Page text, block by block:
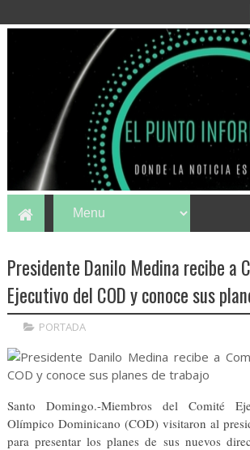
Presidente Danilo Medina recibe a
Ejecutivo del COD y conoce sus
PORTADA
Santo Domingo.-Miembros del Comité
Olímpico Dominicano (COD) visitaron al
para presentar los planes de sus nuevos